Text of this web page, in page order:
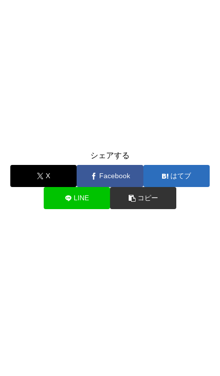
シェアする
X Facebook はてブ
LINE コピー